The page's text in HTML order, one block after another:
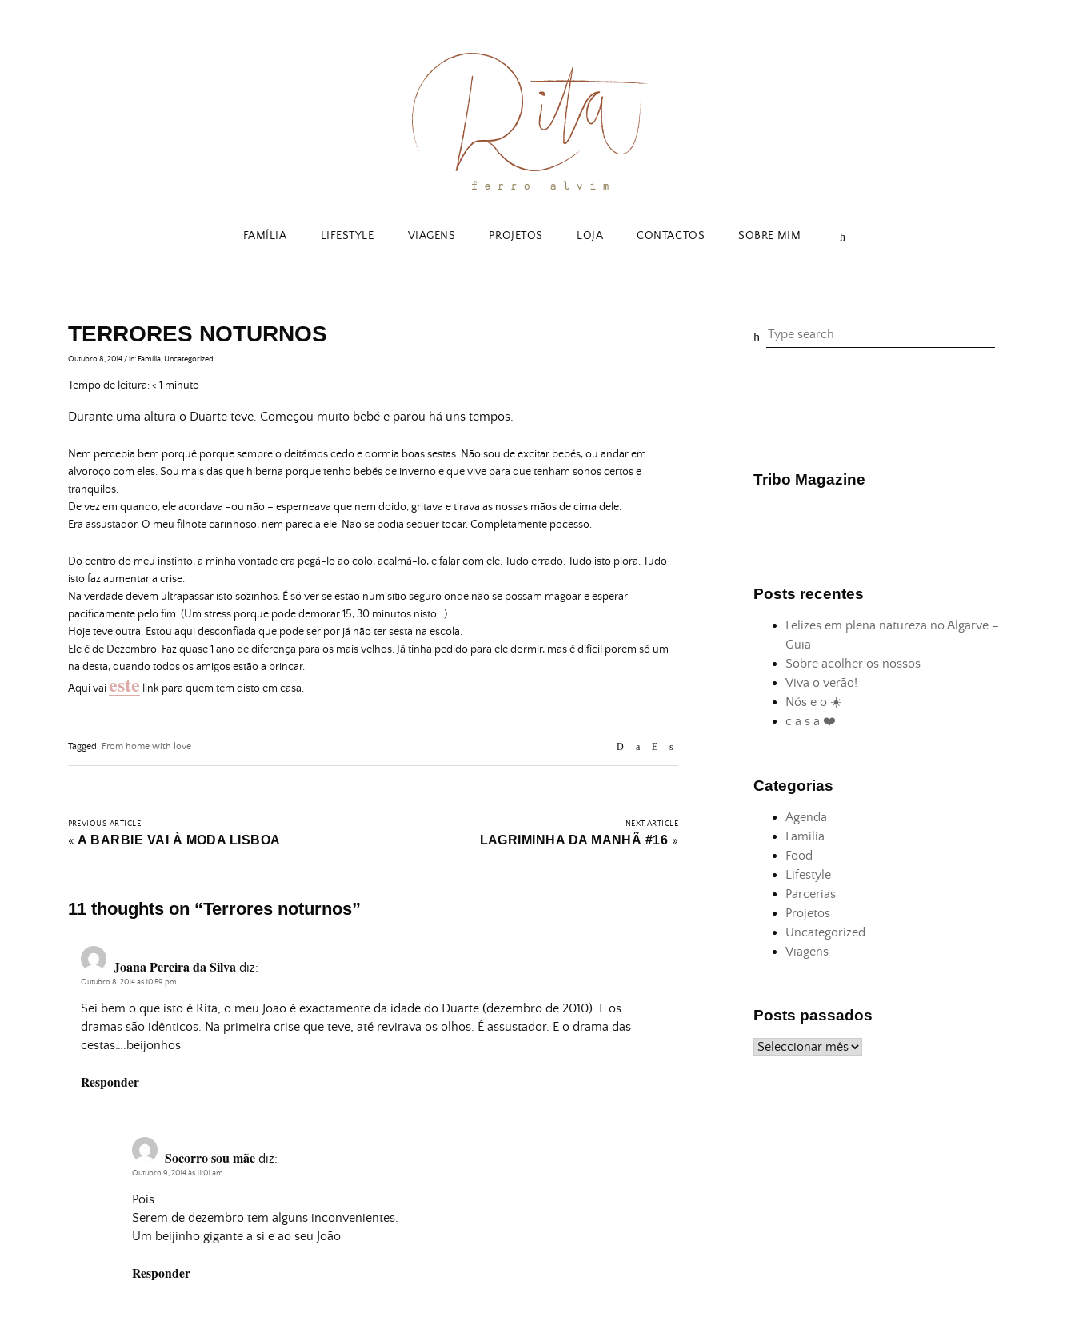
FAMÍLIA LIFESTYLE VIAGENS PROJETOS LOJA CONTACTOS SOBRE MIM
TERRORES NOTURNOS
Outubro 8, 2014/in: Família, Uncategorized
Tempo de leitura:< 1 minuto
Durante uma altura o Duarte teve. Começou muito bebé e parou há uns tempos.
Nem percebia bem porquê porque sempre o deitámos cedo e dormia boas sestas. Não sou de excitar bebés, ou andar em
alvoroço com eles. Sou mais das que hiberna porque tenho bebés de inverno e que vive para que tenham sonos certos e
tranquilos.
De vez em quando, ele acordava -ou não – esperneava que nem doido, gritava e tirava as nossas mãos de cima dele.
Era assustador. O meu filhote carinhoso, nem parecia ele. Não se podia sequer tocar. Completamente pocesso.
Do centro do meu instinto, a minha vontade era pegá-lo ao colo, acalmá-lo, e falar com ele. Tudo errado. Tudo isto piora. Tudo
isto faz aumentar a crise.
Na verdade devem ultrapassar isto sozinhos. É só ver se estão num sítio seguro onde não se possam magoar e esperar
pacificamente pelo fim. (Um stress porque pode demorar 15, 30 minutos nisto…)
Hoje teve outra. Estou aqui desconfiada que pode ser por já não ter sesta na escola.
Ele é de Dezembro. Faz quase 1 ano de diferença para os mais velhos. Já tinha pedido para ele dormir, mas é difícil porem só um
na desta, quando todos os amigos estão a brincar.
Aqui vaieste link para quem tem disto em casa.
Tagged: From home with love
PREVIOUS ARTICLE
«A BARBIE VAI À MODA LISBOA
NEXT ARTICLE
LAGRIMINHA DA MANHÃ #16 »
11 thoughts on “Terrores noturnos”
Joana Pereira da Silva diz:
Outubro 8, 2014 às 10:59 pm
Sei bem o que isto é Rita, o meu João é exactamente da idade do Duarte (dezembro de 2010). E os
dramas são idênticos. Na primeira crise que teve, até revirava os olhos. É assustador. E o drama das
cestas….beijonhos
Responder
Socorro sou mãe diz:
Outubro 9, 2014 às 11:01 am
Pois…
Serem de dezembro tem alguns inconvenientes.
Um beijinho gigante a si e ao seu João
Responder
Tribo Magazine
Posts recentes
Felizes em plena natureza no Algarve –
Guia
Sobre acolher os nossos
Viva o verão!
Nós e o ☀️
c a s a ❤️
Categorias
Agenda
Família
Food
Lifestyle
Parcerias
Projetos
Uncategorized
Viagens
Posts passados
Posts